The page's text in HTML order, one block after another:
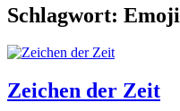
Schlagwort: Emoji
Zeichen der Zeit